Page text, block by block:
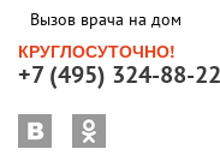
Вызов врача на дом
КРУГЛОСУТОЧНО!
+7 (495) 324-88-22